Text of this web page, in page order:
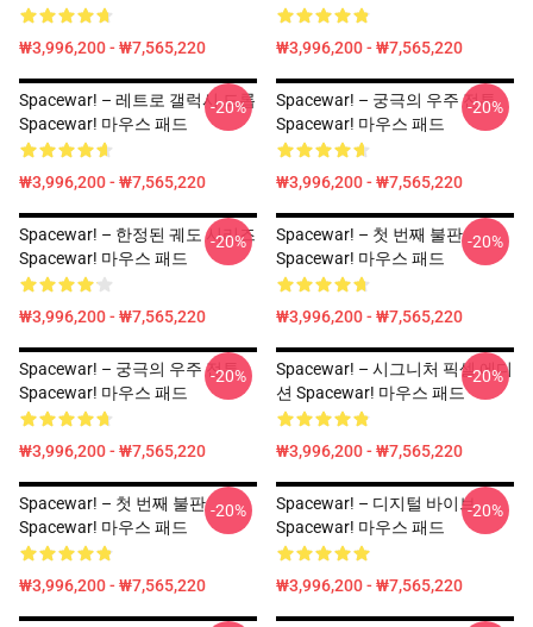
₩3,996,200 - ₩7,565,220 ₩3,996,200 - ₩7,565,220
Spacewar! – 레트로 갤럭시 드롭
Spacewar! 마우스 패드
₩3,996,200 - ₩7,565,220
-20%
Spacewar! – 궁극의 우주 전투
Spacewar! 마우스 패드
₩3,996,200 - ₩7,565,220
-20%
Spacewar! – 한정된 궤도 시리즈
Spacewar! 마우스 패드
₩3,996,200 - ₩7,565,220
-20%
Spacewar! – 첫 번째 불판
Spacewar! 마우스 패드
₩3,996,200 - ₩7,565,220
-20%
Spacewar! – 궁극의 우주 전투
Spacewar! 마우스 패드
₩3,996,200 - ₩7,565,220
-20%
Spacewar! – 시그니처 픽셀 에디
션 Spacewar! 마우스 패드
₩3,996,200 - ₩7,565,220
-20%
Spacewar! – 첫 번째 불판
Spacewar! 마우스 패드
₩3,996,200 - ₩7,565,220
-20%
Spacewar! – 디지털 바이브
Spacewar! 마우스 패드
₩3,996,200 - ₩7,565,220
-20%